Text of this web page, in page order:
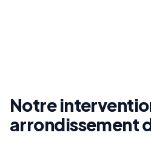
Notre
arrondissement